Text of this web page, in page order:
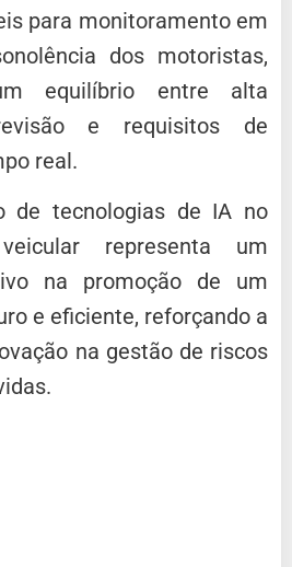
para monitoramento em
dos motoristas,
equilíbrio entre alta
e requisitos de
real.
de tecnologias de IA no
representa um
na promoção de um
e eficiente, reforçando a
na gestão de riscos